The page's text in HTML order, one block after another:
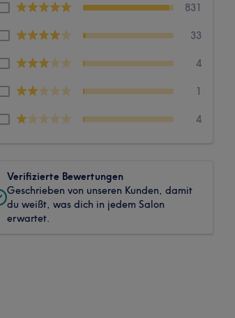
831
33
4
1
4
Verifizierte Bewertungen
Geschrieben von unseren Kunden, damit
du weißt, was dich in jedem Salon
erwartet.